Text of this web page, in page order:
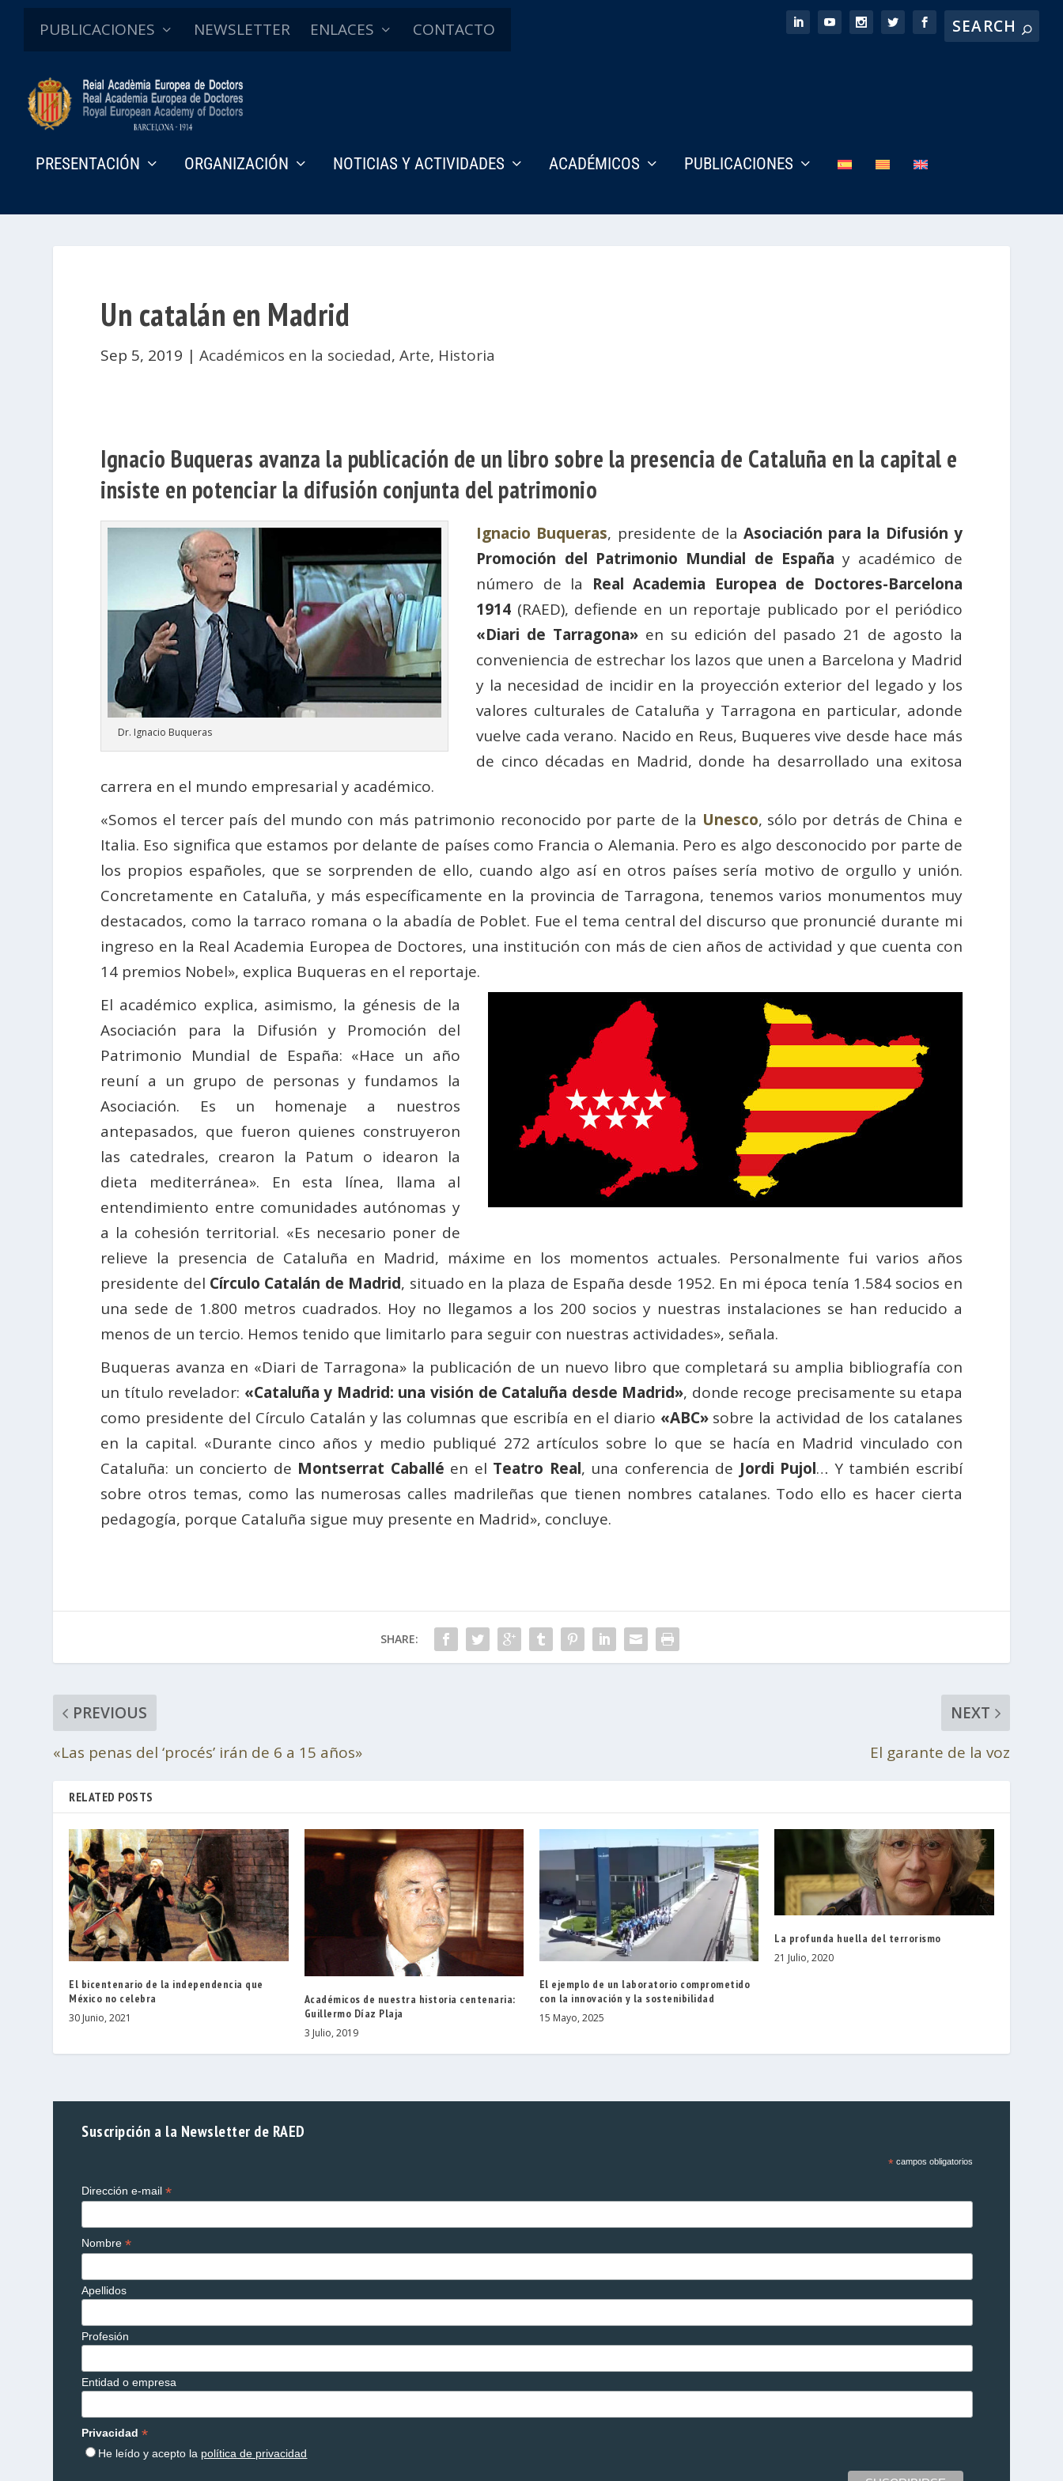
PUBLICACIONES NEWSLETTER ENLACES CONTACTO
PRESENTACIÓN ORGANIZACIÓN NOTICIAS Y ACTIVIDADES ACADÉMICOS PUBLICACIONES
Un catalán en Madrid
Sep 5, 2019 |Académicos en la sociedad,Arte, Historia
Ignacio Buqueras avanza la publicación de un libro sobre la presencia de Cataluña en la capital e
insiste en potenciar la difusión conjunta del patrimonio
Dr. Ignacio Buqueras
Ignacio Buqueras, presidente de laAsociación para la Difusión y
Promoción del Patrimonio Mundial de España y académico de
número de la Real Academia Europea de Doctores-Barcelona
1914 (RAED), defiende en un reportaje publicado por el periódico
«Diari de Tarragona» en su edición del pasado 21 de agosto la
conveniencia de estrechar los lazos que unen a Barcelona y Madrid
y la necesidad de incidir en la proyección exterior del legado y los
valores culturales de Cataluña y Tarragona en particular, adonde
vuelve cada verano. Nacido en Reus, Buqueres vive desde hace más
de cinco décadas en Madrid, donde ha desarrollado una exitosa
carrera en el mundo empresarial y académico.
«Somos el tercer país del mundo con más patrimonio reconocido por parte de la Unesco, sólo por detrás de China e
Italia. Eso significa que estamos por delante de países como Francia o Alemania. Pero es algo desconocido por parte de
los propios españoles, que se sorprenden de ello, cuando algo así en otros países sería motivo de orgullo y unión.
Concretamente en Cataluña, y más específicamente en la provincia de Tarragona, tenemos varios monumentos muy
destacados, como la tarraco romana o la abadía de Poblet. Fue el tema central del discurso que pronuncié durante mi
ingreso en la Real Academia Europea de Doctores, una institución con más de cien años de actividad y que cuenta con
14 premios Nobel», explica Buqueras en el reportaje.
El académico explica, asimismo, la génesis de la
Asociación para la Difusión y Promoción del
Patrimonio Mundial de España: «Hace un año
reuní a un grupo de personas y fundamos la
Asociación. Es un homenaje a nuestros
antepasados, que fueron quienes construyeron
las catedrales, crearon la Patum o idearon la
dieta mediterránea». En esta línea, llama al
entendimiento entre comunidades autónomas y
a la cohesión territorial. «Es necesario poner de
relieve la presencia de Cataluña en Madrid, máxime en los momentos actuales. Personalmente fui varios años
presidente del Círculo Catalán de Madrid, situado en la plaza de España desde 1952. En mi época tenía 1.584 socios en
una sede de 1.800 metros cuadrados. Hoy no llegamos a los 200 socios y nuestras instalaciones se han reducido a
menos de un tercio. Hemos tenido que limitarlo para seguir con nuestras actividades», señala.
Buqueras avanza en «Diari de Tarragona» la publicación de un nuevo libro que completará su amplia bibliografía con
un título revelador: «Cataluña y Madrid: una visión de Cataluña desde Madrid», donde recoge precisamente su etapa
como presidente del Círculo Catalán y las columnas que escribía en el diario «ABC»sobre la actividad de los catalanes
en la capital. «Durante cinco años y medio publiqué 272 artículos sobre lo que se hacía en Madrid vinculado con
Cataluña: un concierto de Montserrat Caballé en el Teatro Real, una conferencia de Jordi Pujol… Y también escribí
sobre otros temas, como las numerosas calles madrileñas que tienen nombres catalanes. Todo ello es hacer cierta
pedagogía, porque Cataluña sigue muy presente en Madrid», concluye.
SHARE:
PREVIOUS
«Las penas del ‘procés’ irán de 6 a 15 años»
NEXT
El garante de la voz
RELATED POSTS
El bicentenario de la independencia que
México no celebra
30 Junio, 2021
Académicos de nuestra historia centenaria:
Guillermo Díaz Plaja
3 Julio, 2019
El ejemplo de un laboratorio comprometido
con la innovación y la sostenibilidad
15 Mayo, 2025
La profunda huella del terrorismo
21 Julio, 2020
Suscripción a la Newsletter de RAED
*campos obligatorios
Dirección e-mail*
Nombre*
Apellidos
Profesión
Entidad o empresa
Privacidad*
He leído y acepto la política de privacidad